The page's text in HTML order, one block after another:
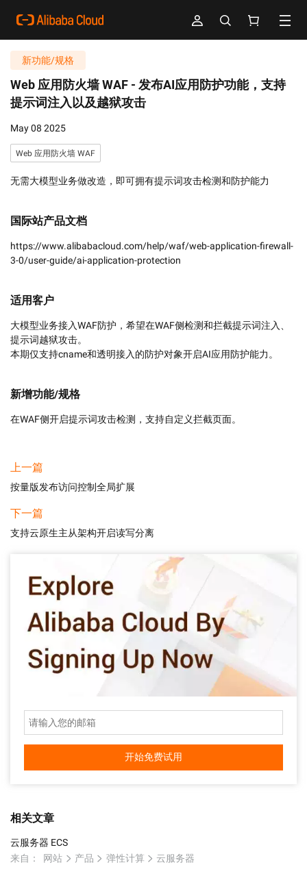
新功能/规格
Web 应用防火墙 WAF - 发布AI应用防护功能，支持
提示词注入以及越狱攻击
May 08 2025
Web 应用防火墙 WAF
无需大模型业务做改造，即可拥有提示词攻击检测和防护能力
国际站产品文档
https://www.alibabacloud.com/help/waf/web-application-firewall-
3-0/user-guide/ai-application-protection
适用客户
大模型业务接入WAF防护，希望在WAF侧检测和拦截提示词注入、
提示词越狱攻击。
本期仅支持cname和透明接入的防护对象开启AI应用防护能力。
新增功能/规格
在WAF侧开启提示词攻击检测，支持自定义拦截页面。
上一篇
按量版发布访问控制全局扩展
下一篇
支持云原生主从架构开启读写分离
开始免费试用
相关文章
云服务器 ECS
来自：
网站 产品 弹性计算 云服务器